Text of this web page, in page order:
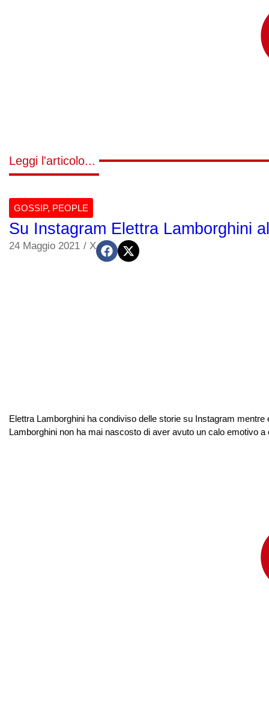
Leggi l'articolo...
GOSSIP, PEOPLE
Su Instagram Elettra Lamborghini
24 Maggio 2021 / X
Elettra Lamborghini ha condiviso delle storie su Instagram
Lamborghini non ha mai nascosto di aver avuto un calo emotivo